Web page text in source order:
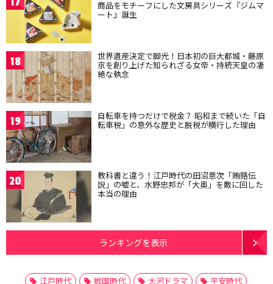
商品をモチーフにした文房具シリーズ『ジムマ
ート』誕生
18 世界遺産決定で脚光！日本初の巨大都城・藤原
京を創り上げた知られざる女帝・持統天皇の凄
絶な執念
19 自転車を持つだけで税金？ 昭和まで続いた「自
転車税」の意外な歴史と脱税が横行した理由
20 教科書と違う！江戸時代の田沼意次「賄賂伝
説」の嘘と、水野忠邦が「大奥」を敵に回した
本当の理由
ランキングを表示
江戸時代 戦国時代 大河ドラマ
平安時代